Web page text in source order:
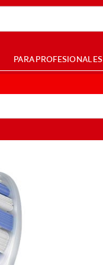
PARA PROFESIONALES